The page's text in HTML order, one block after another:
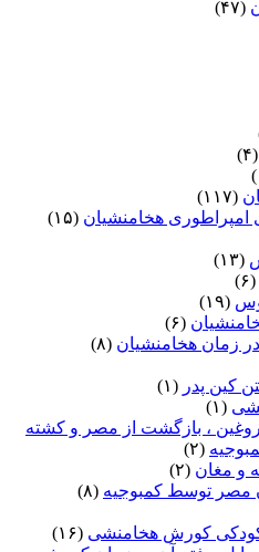
(۴۷)
(۴)
(۱۱۷)
امپراطوری هخامنشیان (۱۵)
(۱۳)
(۶)
(۱۹)
(۶)
زمان هخامنشیان (۸)
کین پدر (۱)
(۱)
، بازگشت از مصر و کشته
(۲)
و مغان (۲)
مصر توسط کمبوجیه (۸)
کودکی کورش هخامنشی (۱۶)